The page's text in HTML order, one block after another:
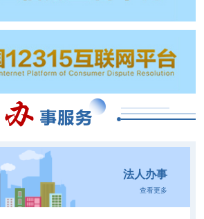
法人办事
查看更多